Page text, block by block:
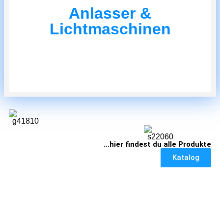
Anlasser &
Lichtmaschinen
Herzstück
...hier findest du alle Produkte
Katalog